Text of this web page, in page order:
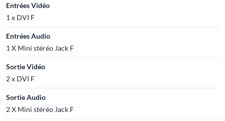
Entrées Vidéo
1 x DVI F
Entrées Audio
1 X Mini stéréo Jack F
Sortie Vidéo
2 x DVI F
Sortie Audio
2 X Mini stéréo Jack F